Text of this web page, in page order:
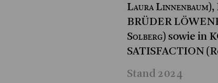
Laura Linnenbaum),
BRÜDER
Solberg) sowie in
SATISFACTION
Stand 2024